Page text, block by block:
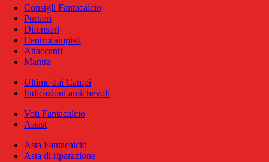
Consigli Fantacalcio
Portieri
Difensori
Centrocampisti
Attaccanti
Mantra
Ultime dai Campi
Indicazioni amichevoli
Voti Fantacalcio
Assist
Asta Fantacalcio
Asta di riparazione